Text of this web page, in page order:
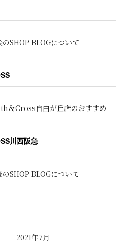
のSHOP BLOGについて
＆Cross自由が丘店のおすすめ
川西阪急
のSHOP BLOGについて
2021年7月